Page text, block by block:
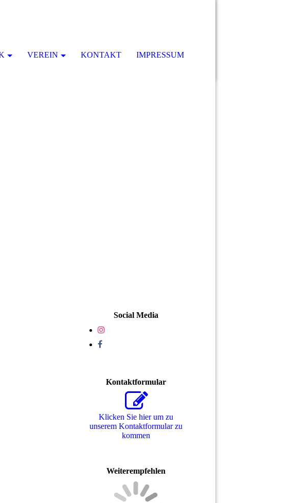
VEREIN KONTAKT IMPRESSUM
Social Media
Kontaktformular
Klicken Sie hier um zu
unserem Kon­takt­for­mu­lar zu
kommen
Weiterempfehlen